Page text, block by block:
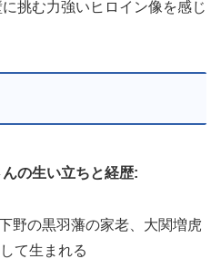
挑む力強いヒロイン像を感じ
の生い立ちと経歴:
野の黒羽藩の家老、大関増虎
て生まれる